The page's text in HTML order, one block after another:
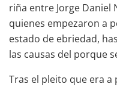
riña entre Jorge Daniel
quienes empezaron a
estado de ebriedad,
las causas del porque
Tras el pleito que era